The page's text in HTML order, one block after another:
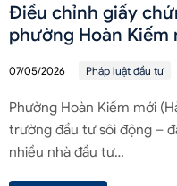
Điều chỉnh giấy
phường Hoàn Kiếm
07/05/2026 Pháp luật đầu tư
Phường Hoàn Kiếm mới
trường đầu tư sôi động –
nhiều nhà đầu tư…